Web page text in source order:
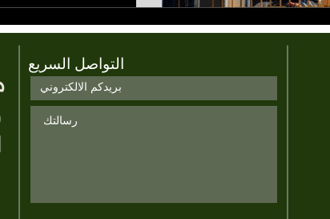
التواصل السريع